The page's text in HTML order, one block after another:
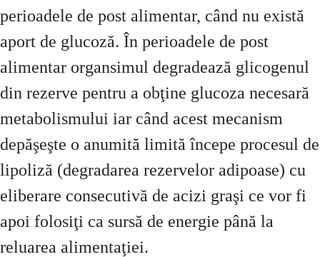
perioadele de post alimentar, când nu există
aport de glucoză. În perioadele de post
alimentar organsimul degradează glicogenul
din rezerve pentru a obţine glucoza necesară
metabolismului iar când acest mecanism
depăşeşte o anumită limită începe procesul de
lipoliză (degradarea rezervelor adipoase) cu
eliberare consecutivă de acizi graşi ce vor fi
apoi folosiţi ca sursă de energie până la
reluarea alimentaţiei.